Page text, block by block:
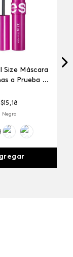
Size Máscara
a Prueba de
$15 ,18
Negro